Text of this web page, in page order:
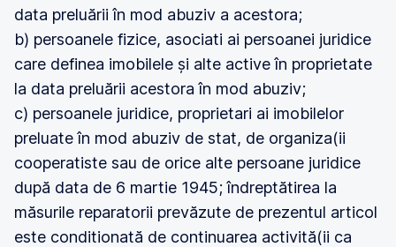
data preluării în mod abuziv a acestora;
b) persoanele fizice, asociati ai persoanei juridice
care definea imobilele și alte active în proprietate
la data preluării acestora în mod abuziv;
c) persoanele juridice, proprietari ai imobilelor
preluate în mod abuziv de stat, de organiza(ii
cooperatiste sau de orice alte persoane juridice
după data de 6 martie 1945; îndreptătirea la
măsurile reparatorii prevăzute de prezentul articol
este conditionată de continuarea activită(ii ca